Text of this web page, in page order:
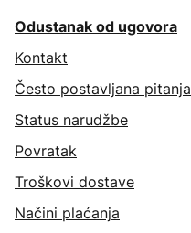
Odustanak od ugovora
Kontakt
Često postavljana pitanja
Status narudžbe
Povratak
Troškovi dostave
Načini plaćanja